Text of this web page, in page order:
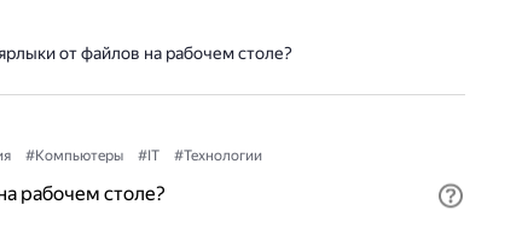
от файлов на рабочем столе?
#Компьютеры #IT #Технологии
рабочем столе?